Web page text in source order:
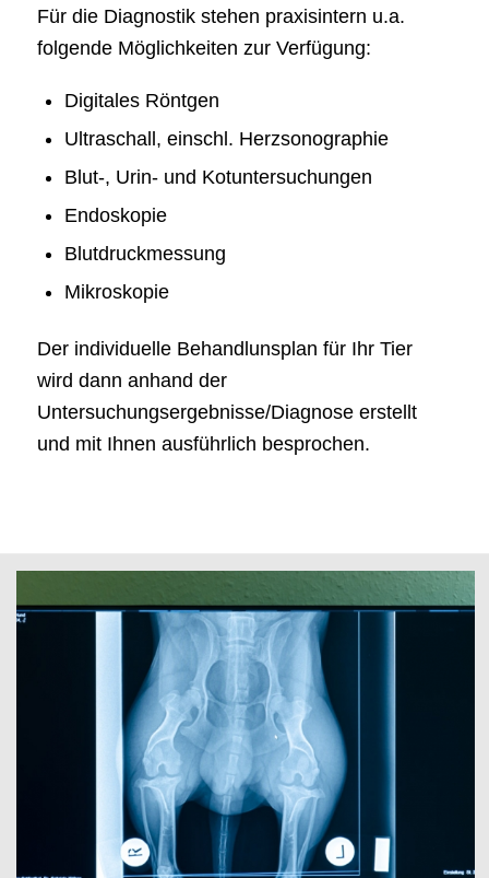
Für die Diagnostik stehen praxisintern u.a.
folgende Möglichkeiten zur Verfügung:
Digitales Röntgen
Ultraschall, einschl. Herzsonographie
Blut-, Urin- und Kotuntersuchungen
Endoskopie
Blutdruckmessung
Mikroskopie
Der individuelle Behandlunsplan für Ihr Tier
wird dann anhand der
Untersuchungsergebnisse/Diagnose erstellt
und mit Ihnen ausführlich besprochen.